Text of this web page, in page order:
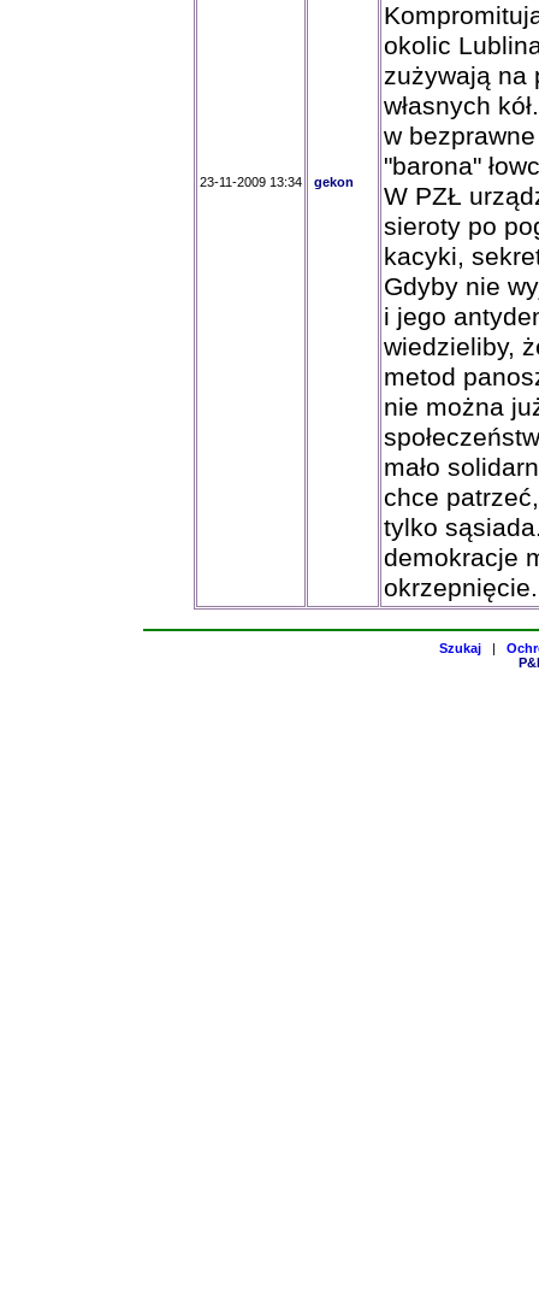
23-11-2009 13:34 gekon
okolic
zużywają na
własnych
w
"barona"
W PZŁ
sieroty po
kacyki,
Gdyby nie
i jego
wiedzieliby,
metod
nie można
mało
chce
tylko
demokracje
okrzepnięcie.
Szukaj |